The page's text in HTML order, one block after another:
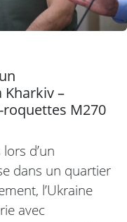
–
M270
d’un
dans un quartier
l’Ukraine
avec